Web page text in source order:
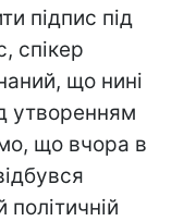
підпис під
спікер
що нині
утворенням
що вчора в